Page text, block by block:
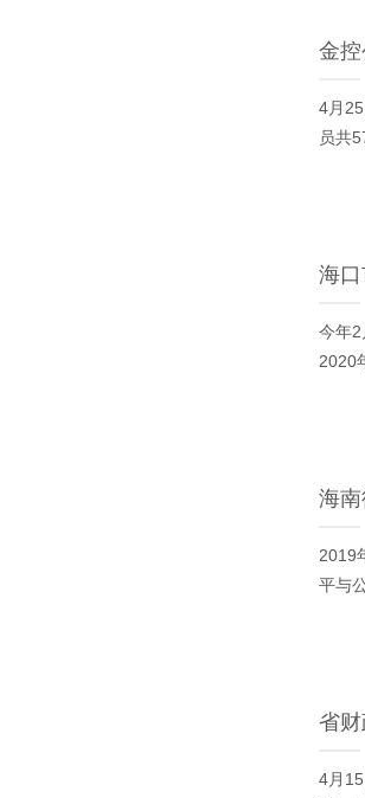
金
4月
员共
海
今年2
2020
海
2019
平与
省
4月